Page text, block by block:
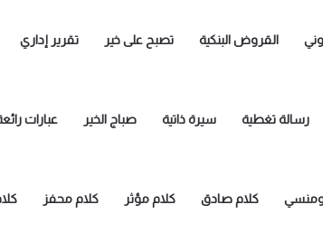
القروض البنكية تصبح على خير تقرير إداري
رسالة تغطية سيرة ذاتية صباج الخير عبارات
كلام صادق كلام مؤثر كلام محفز